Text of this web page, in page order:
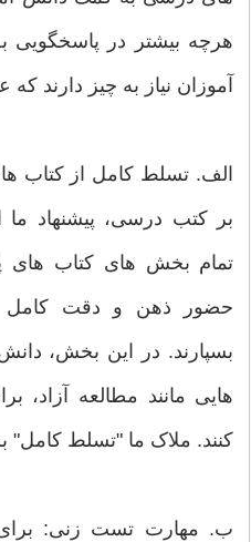
هرچه بیشتر در
آموزان نیاز به چیز دارند که
الف. تسلط کامل از کتاب
بر کتب درسی، پیشنهاد
تمام بخش های کتاب های
حضور ذهن و دقت کامل
بسپارند. در این بخش،
هایی مانند مطالعه آزاد،
کنند. ملاک ما "تسلط
ب. مهارت تست زنی: